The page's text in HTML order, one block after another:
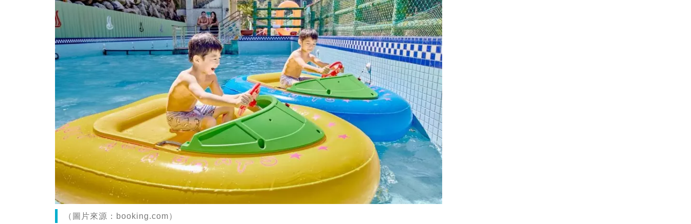
（圖片來源：booking.com）